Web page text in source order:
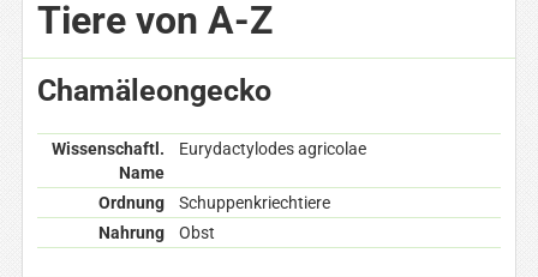
Entdecken
Zoowissen & Co
Angebote
Tiere von A-Z
Chamäleongecko
Wissenschaftl.
Name
Eurydactylodes agricolae
Ordnung
Schuppenkriechtiere
Nahrung
Obst